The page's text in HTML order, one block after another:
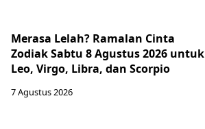
Merasa Lelah? Ramalan Cinta
Zodiak Sabtu 8 Agustus 2026 untuk
Leo, Virgo, Libra, dan Scorpio
7 Agustus 2026